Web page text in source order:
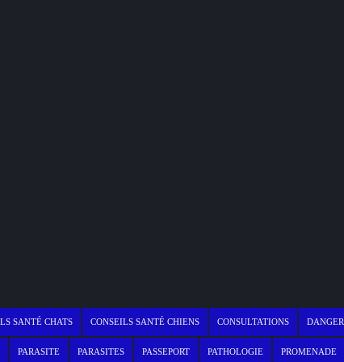
SANTÉ CHATS CONSEILS SANTÉ CHIENS CONSULTATIONS DANGER
PARASITE PARASITES PASSEPORT PATHOLOGIE PROMENADE